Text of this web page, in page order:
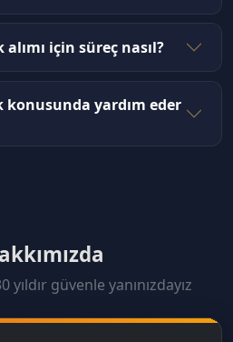
için süreç nasıl?
yardım eder
güvenle yanınızdayız